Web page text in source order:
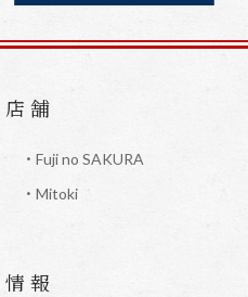
舗
・Fuji no SAKURA
・Mitoki
報